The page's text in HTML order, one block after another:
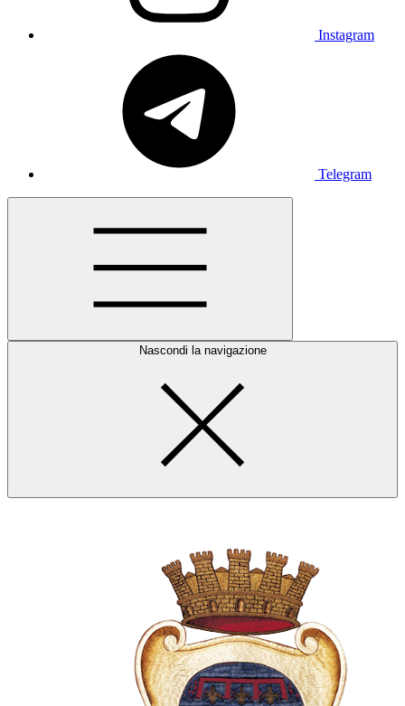
Instagram
Telegram
Nascondi la navigazione